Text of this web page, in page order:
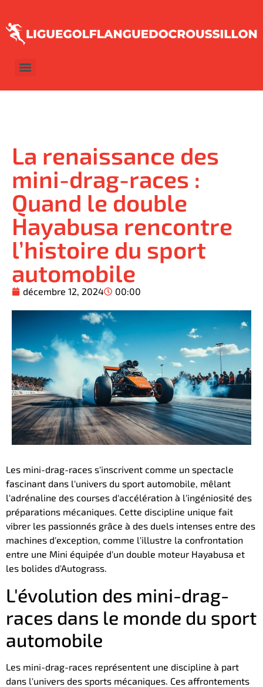
La renaissance des
mini-drag-races :
Quand le double
Hayabusa rencontre
l’histoire du sport
automobile
décembre 12, 2024 00:00
Les mini-drag-races s'inscrivent comme un spectacle
fascinant dans l'univers du sport automobile, mêlant
l'adrénaline des courses d'accélération à l'ingéniosité des
préparations mécaniques. Cette discipline unique fait
vibrer les passionnés grâce à des duels intenses entre des
machines d'exception, comme l'illustre la confrontation
entre une Mini équipée d'un double moteur Hayabusa et
les bolides d'Autograss.
L'évolution des mini-drag-
races dans le monde du sport
automobile
Les mini-drag-races représentent une discipline à part
dans l'univers des sports mécaniques. Ces affrontements